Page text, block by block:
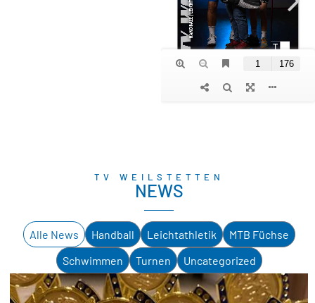
TV WEILSTETTEN
NEWS
Handball Leichtathletik
MTB Füchse
Schwimmen
Turnen Uncategorized
Alle News